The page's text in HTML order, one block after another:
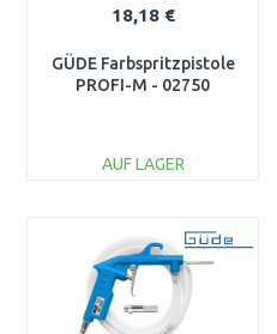
18,18 €
GÜDE Farbspritzpistole
PROFI-M - 02750
AUF LAGER
Vergleichen